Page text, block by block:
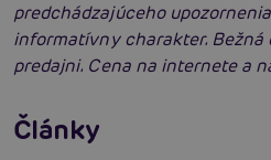
predchádzajúceho
informatívny charakter. Bežná
predajni. Cena na internete a
Články
výsledky?
Čítať viacej
Ako vybrať ten správny